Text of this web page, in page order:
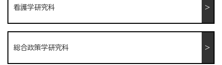
看護学研究科
総合政策学研究科